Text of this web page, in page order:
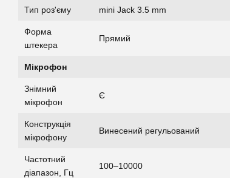
Тип роз'єму mini Jack 3.5 mm
Форма
штекера
Прямий
Мікрофон
Знімний
мікрофон
Є
Конструкція
мікрофону
Винесений регульований
Частотний
діапазон, Гц
100–10000